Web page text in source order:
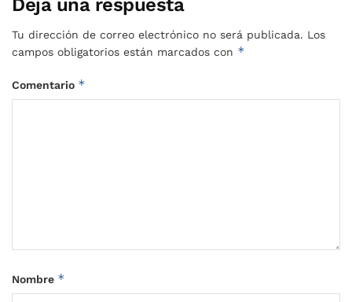
Deja una respuesta
Tu dirección de correo electrónico no será publicada. Los
campos obligatorios están marcados con *
Comentario *
Nombre *